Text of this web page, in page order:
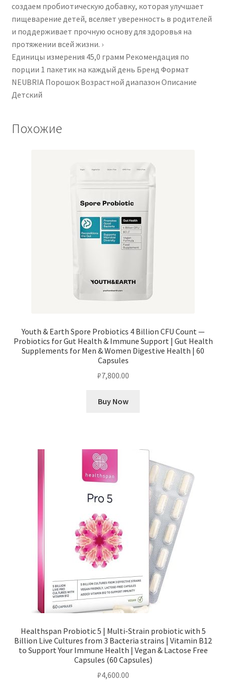
создаем пробиотическую добавку, которая улучшает
пищеварение детей, вселяет уверенность в родителей
и поддерживает прочную основу для здоровья на
протяжении всей жизни. ›
Единицы измерения ‎45,0 грамм Рекомендация по
порции ‎1 пакетик на каждый день Бренд ‎Формат
NEUBRIA ‎Порошок Возрастной диапазон Описание
‎Детский
Похожие
Youth & Earth Spore Probiotics 4 Billion CFU Count —
Probiotics for Gut Health & Immune Support | Gut Health
Supplements for Men & Women Digestive Health | 60
Capsules
₽7,800.00
Buy Now
Healthspan Probiotic 5 | Multi-Strain probiotic with 5
Billion Live Cultures from 3 Bacteria strains | Vitamin B12
to Support Your Immune Health | Vegan & Lactose Free
Capsules (60 Capsules)
₽4,600.00